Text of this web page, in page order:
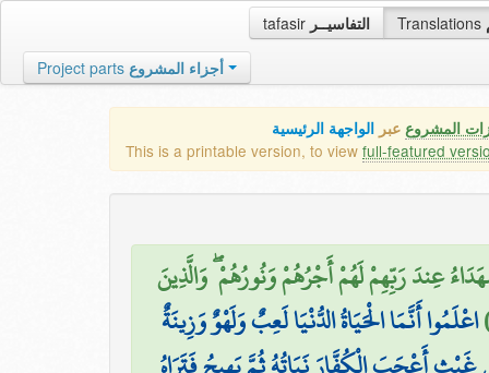
tafasir التفاسيــر Translations
Project parts أجزاء المشروع
المشروع عبر الواجهة الرئيسية
This is a printable version, to view full-featured
عِندَ رَبِّهِمْ لَهُمْ أَجْرُهُمْ وَنُورُهُمْ ۖ وَالَّذِينَ
اعْلَمُوا أَنَّمَا الْحَيَاةُ الدُّنْيَا لَعِبٌ وَلَهْوٌ وَزِينَةٌ